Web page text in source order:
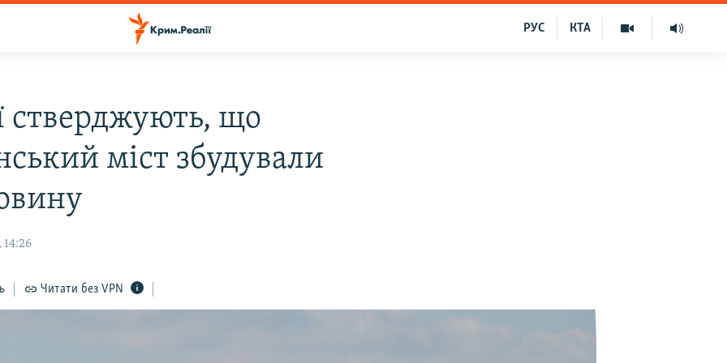
КТА
РУС
стверджують, що
міст збудували
14:26
Читати без VPN